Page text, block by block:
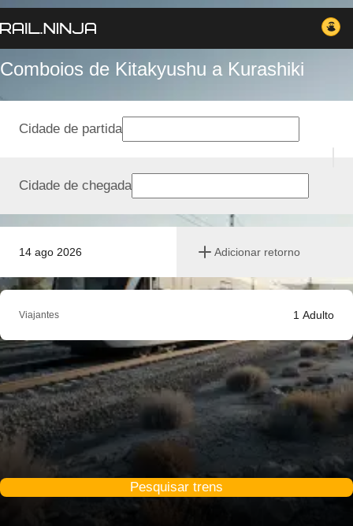
Comboios de Kitakyushu a Kurashiki
14 ago 2026 Adicionar retorno
Cidade de partida
Cidade de chegada
Viajantes 1 Adulto
Pesquisar trens